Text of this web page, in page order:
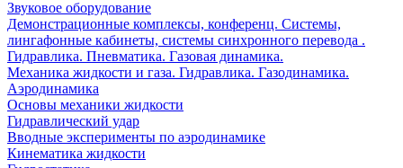
Звуковое оборудование
Демонстрационные комплексы, конференц. Системы,
лингафонные кабинеты, системы синхронного перевода .
Гидравлика. Пневматика. Газовая динамика.
Механика жидкости и газа. Гидравлика. Газодинамика.
Аэродинамика
Основы механики жидкости
Гидравлический удар
Вводные эксперименты по аэродинамике
Кинематика жидкости